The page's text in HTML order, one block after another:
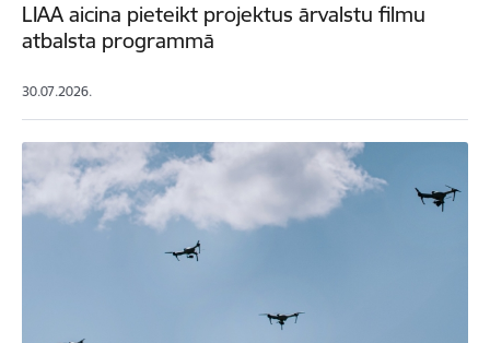
LIAA aicina pieteikt projektus ārvalstu filmu
atbalsta programmā
30.07.2026.